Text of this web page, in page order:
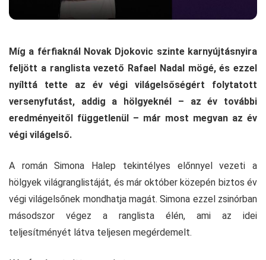
Míg a férfiaknál Novak Djokovic szinte karnyújtásnyira
feljött a ranglista vezető Rafael Nadal mögé, és ezzel
nyílttá tette az év végi világelsőségért folytatott
versenyfutást, addig a hölgyeknél – az év további
eredményeitől függetlenül – már most megvan az év
végi világelső.
A román Simona Halep tekintélyes előnnyel vezeti a
hölgyek világranglistáját, és már október közepén biztos év
végi világelsőnek mondhatja magát. Simona ezzel zsinórban
másodszor végez a ranglista élén, ami az idei
teljesítményét látva teljesen megérdemelt.